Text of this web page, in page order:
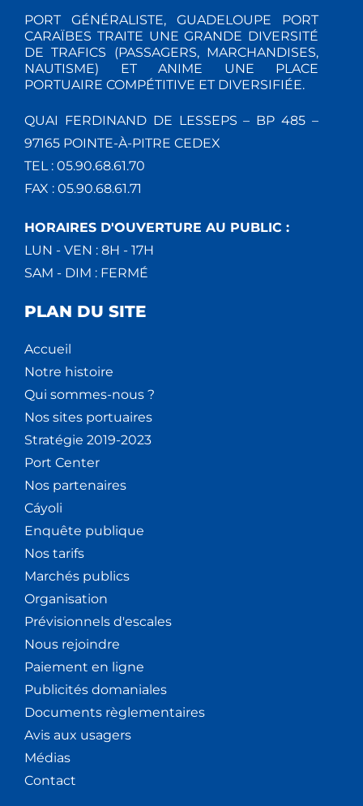
PORT GÉNÉRALISTE, GUADELOUPE PORT
CARAÏBES TRAITE UNE GRANDE DIVERSITÉ
DE TRAFICS (PASSAGERS, MARCHANDISES,
NAUTISME) ET ANIME UNE PLACE
PORTUAIRE COMPÉTITIVE ET DIVERSIFIÉE.
QUAI FERDINAND DE LESSEPS – BP 485 –
97165 POINTE-À-PITRE CEDEX
TEL : 05.90.68.61.70
FAX : 05.90.68.61.71
HORAIRES D'OUVERTURE AU PUBLIC :
LUN - VEN : 8H - 17H
SAM - DIM : FERMÉ
PLAN DU SITE
Accueil
Notre histoire
Qui sommes-nous ?
Nos sites portuaires
Stratégie 2019-2023
Port Center
Nos partenaires
Cáyoli
Enquête publique
Nos tarifs
Marchés publics
Organisation
Prévisionnels d'escales
Nous rejoindre
Paiement en ligne
Publicités domaniales
Documents règlementaires
Avis aux usagers
Médias
Contact